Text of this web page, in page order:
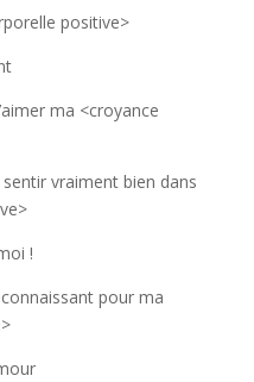
positive>
ma <croyance
vraiment bien dans
!
pour ma